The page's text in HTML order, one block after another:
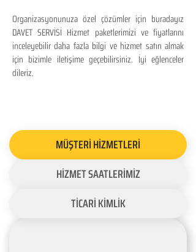
Organizasyonunuza özel çözümler için buradayız
DAVET SERVİSİ Hizmet paketlerimizi ve fiyatlarını
inceleyebilir daha fazla bilgi ve hizmet satın almak
için bizimle iletişime geçebilirsiniz. İyi eğlenceler
dileriz.
MÜŞTERİ HİZMETLERİ
HİZMET SAATLERİMİZ
TİCARİ KİMLİK